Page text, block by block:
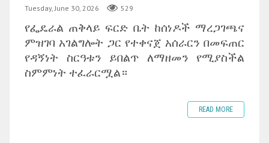
Tuesday, June 30, 2026 529
‎የፌዴራል ጠቅላይ ፍርድ ቤት ከሰነዶች ማረጋገጫና
ምዝገባ አገልግሎት ጋር የተቀናጀ አሰራርን በመፍጠር
የዳኝነት ስርዓቱን ይበልጥ ለማዘመን የሚያስችል
ስምምነት ተፈራርሟል።
READ MORE